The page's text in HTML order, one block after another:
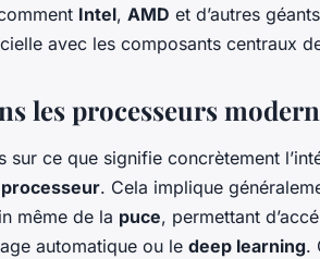
Intel, AMD et d’autres
avec les composants centraux
les processeurs
sur ce que signifie concrètement
processeur. Cela implique
même de la puce, permettant
automatique ou le deep learning.